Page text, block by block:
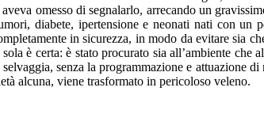
omesso di segnalarlo, arrecando un
diabete, ipertensione e neonati nati con un
in sicurezza, in modo da evitare sia
è certa: è stato procurato sia all’ambiente
senza la programmazione e attuazione
alcuna, viene trasformato in pericoloso veleno.